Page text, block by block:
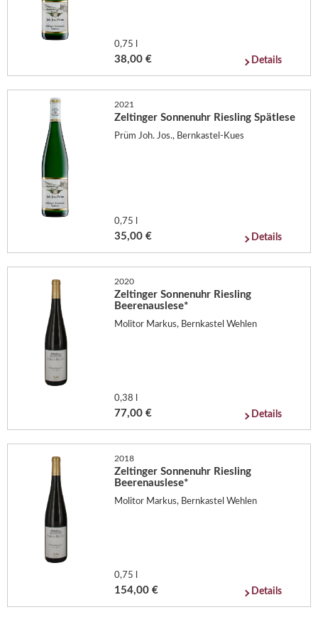
0,75 l
38,00 € Details
2021
Zeltinger Sonnenuhr Riesling Spätlese
Prüm Joh. Jos., Bernkastel-Kues
0,75 l
35,00 € Details
2020
Zeltinger Sonnenuhr Riesling
Beerenauslese*
Molitor Markus, Bernkastel Wehlen
0,38 l
77,00 € Details
2018
Zeltinger Sonnenuhr Riesling
Beerenauslese*
Molitor Markus, Bernkastel Wehlen
0,75 l
154,00 € Details